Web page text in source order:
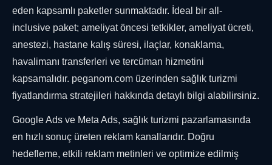
eden kapsamlı paketler sunmaktadır. İdeal bir all-
inclusive paket; ameliyat öncesi tetkikler, ameliyat ücreti,
anestezi, hastane kalış süresi, ilaçlar, konaklama,
havalimanı transferleri ve tercüman hizmetini
kapsamalıdır. peganom.com üzerinden sağlık turizmi
fiyatlandırma stratejileri hakkında detaylı bilgi alabilirsiniz.
Google Ads ve Meta Ads, sağlık turizmi pazarlamasında
en hızlı sonuç üreten reklam kanallarıdır. Doğru
hedefleme, etkili reklam metinleri ve optimize edilmiş